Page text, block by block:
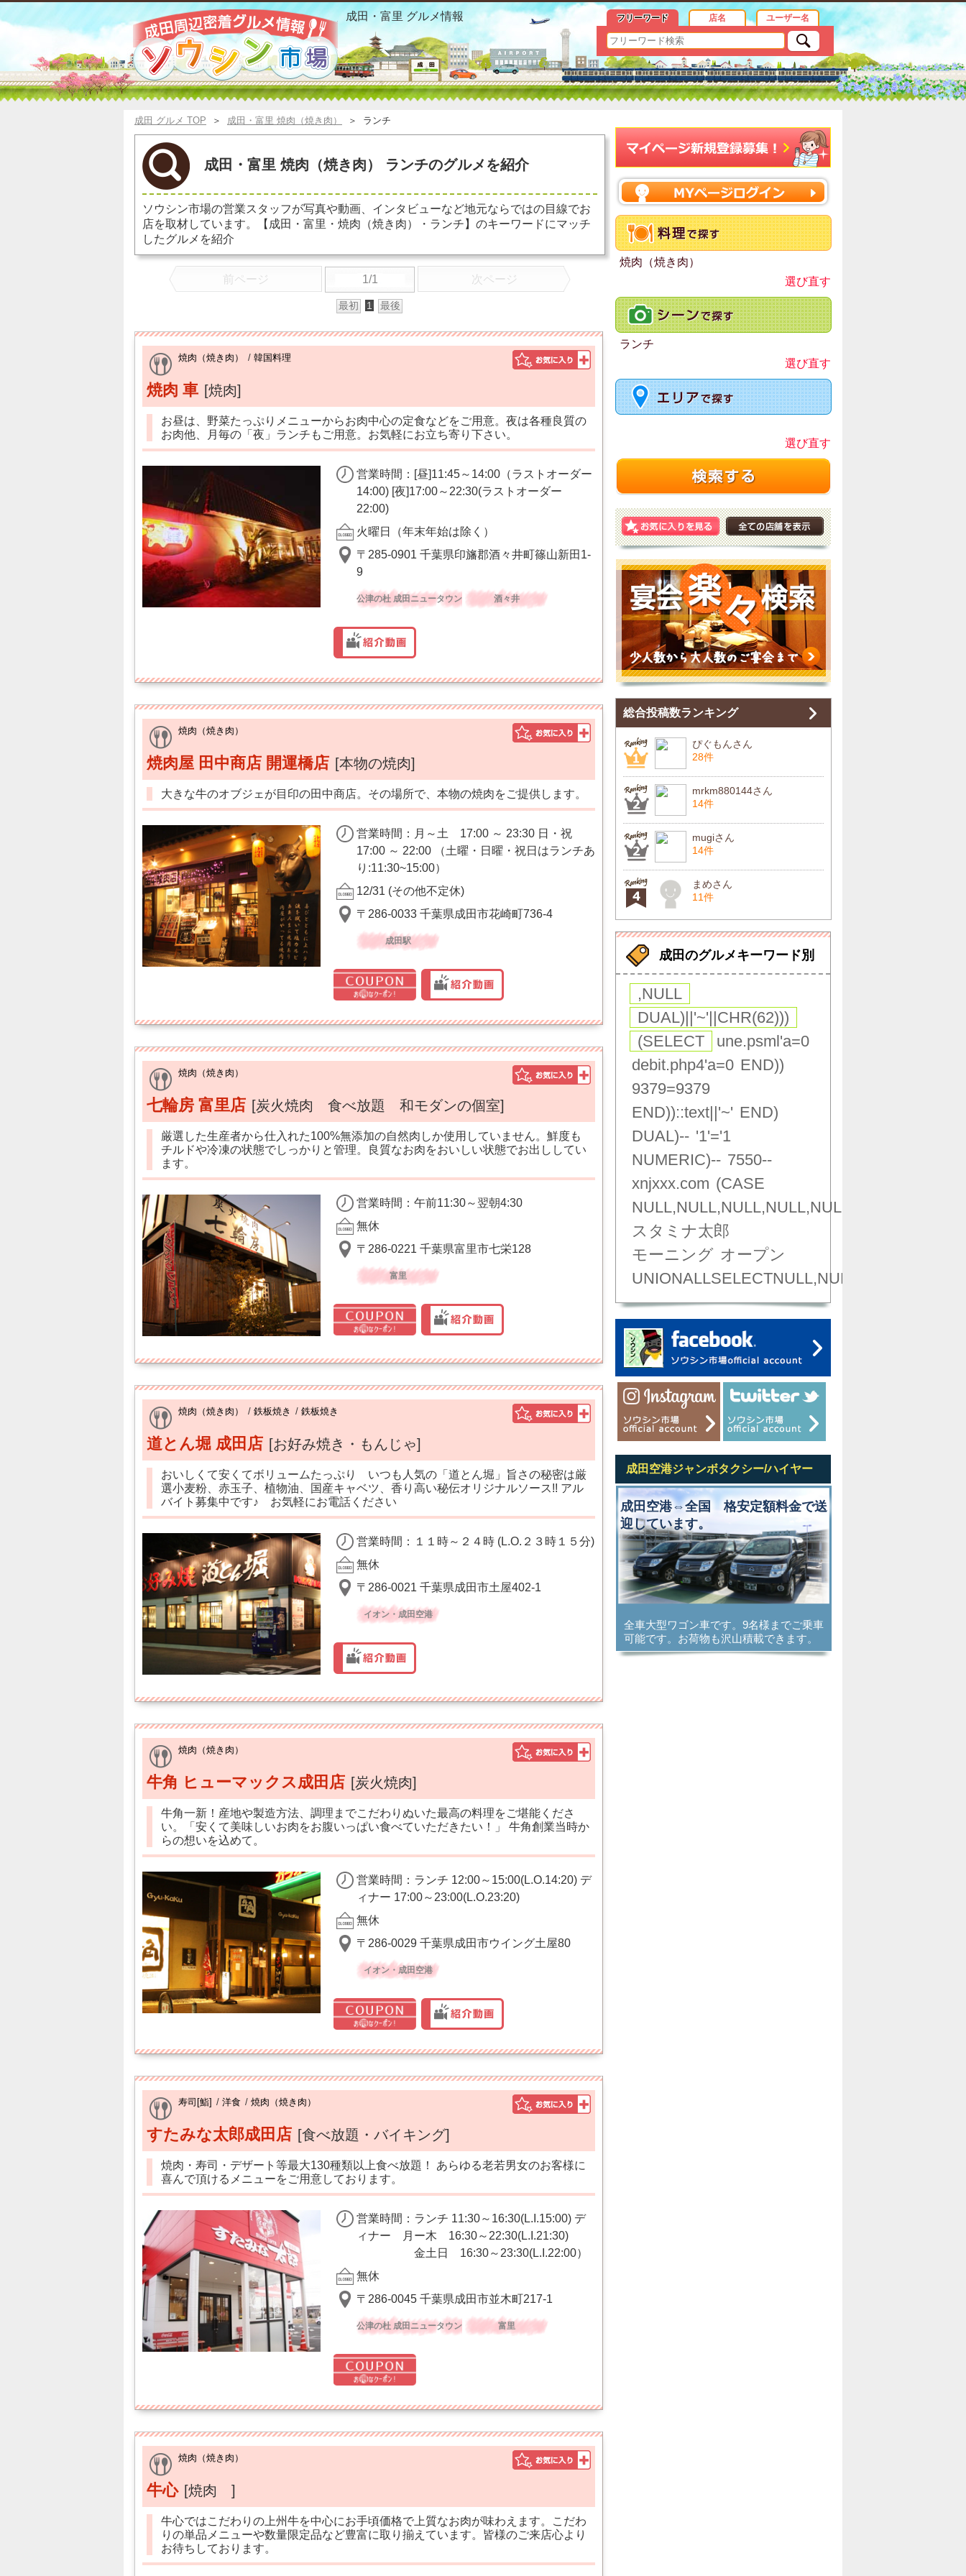
成田・富里 焼肉（焼き肉） ランチ おすすめ情報
成田・富里 グルメ情報 フリーワード 店名 ユーザー名
成田 グルメ TOP ＞ 成田・富里 焼肉（焼き肉） ＞ ランチ
成田・富里 焼肉（焼き肉） ランチのグルメを紹介
ソウシン市場の営業スタッフが写真や動画、インタビューなど地元ならではの目線でお
店を取材しています。【成田・富里・焼肉（焼き肉）・ランチ】のキーワードにマッチ
したグルメを紹介
前ページ 1/1 次ページ
最初 1 最後
焼肉（焼き肉） / 韓国料理
焼肉 車 [焼肉]
お昼は、野菜たっぷりメニューからお肉中心の定食などをご用意。夜は各種良質の
お肉他、月毎の「夜」ランチもご用意。お気軽にお立ち寄り下さい。
営業時間：[昼]11:45～14:00（ラストオーダー
14:00) [夜]17:00～22:30(ラストオーダー
22:00)
火曜日（年末年始は除く）
〒285-0901 千葉県印旛郡酒々井町篠山新田1-
9
公津の杜 成田ニュータウン 酒々井
焼肉（焼き肉）
焼肉屋 田中商店 開運橋店 [本物の焼肉]
大きな牛のオブジェが目印の田中商店。その場所で、本物の焼肉をご提供します。
営業時間：月～土 17:00 ～ 23:30 日・祝
17:00 ～ 22:00 （土曜・日曜・祝日はランチあ
り:11:30~15:00）
12/31 (その他不定休)
〒286-0033 千葉県成田市花崎町736-4
成田駅
焼肉（焼き肉）
七輪房 富里店 [炭火焼肉 食べ放題 和モダンの個室]
厳選した生産者から仕入れた100%無添加の自然肉しか使用していません。鮮度も
チルドや冷凍の状態でしっかりと管理。良質なお肉をおいしい状態でお出ししてい
ます。
営業時間：午前11:30～翌朝4:30
無休
〒286-0221 千葉県富里市七栄128
富里
焼肉（焼き肉） / 鉄板焼き / 鉄板焼き
道とん堀 成田店 [お好み焼き・もんじゃ]
おいしくて安くてボリュームたっぷり いつも人気の「道とん堀」旨さの秘密は厳
選小麦粉、赤玉子、植物油、国産キャベツ、香り高い秘伝オリジナルソース!! アル
バイト募集中です♪ お気軽にお電話ください
営業時間：１１時～２４時 (L.O.２３時１５分)
無休
〒286-0021 千葉県成田市土屋402-1
イオン・成田空港
焼肉（焼き肉）
牛角 ヒューマックス成田店 [炭火焼肉]
牛角一新！産地や製造方法、調理までこだわりぬいた最高の料理をご堪能くださ
い。「安くて美味しいお肉をお腹いっぱい食べていただきたい！」 牛角創業当時か
らの想いを込めて。
営業時間：ランチ 12:00～15:00(L.O.14:20) デ
ィナー 17:00～23:00(L.O.23:20)
無休
〒286-0029 千葉県成田市ウイング土屋80
イオン・成田空港
寿司[鮨] / 洋食 / 焼肉（焼き肉）
すたみな太郎成田店 [食べ放題・バイキング]
焼肉・寿司・デザート等最大130種類以上食べ放題！ あらゆる老若男女のお客様に
喜んで頂けるメニューをご用意しております。
営業時間：ランチ 11:30～16:30(L.I.15:00) デ
ィナー 月ー木 16:30～22:30(L.I.21:30)
金土日 16:30～23:30(L.I.22:00）
無休
〒286-0045 千葉県成田市並木町217-1
公津の杜 成田ニュータウン 富里
焼肉（焼き肉）
牛心 [焼肉 ]
牛心ではこだわりの上州牛を中心にお手頃価格で上質なお肉が味わえます。こだわ
りの単品メニューや数量限定品など豊富に取り揃えています。皆様のご来店心より
お待ちしております。
焼肉（焼き肉）
選び直す
ランチ
選び直す
選び直す
総合投稿数ランキング
ぴぐもんさん
28件
mrkm880144さん
14件
mugiさん
14件
まめさん
11件
成田のグルメキーワード別
,NULL
DUAL)||'~'||CHR(62)))
(SELECT
une.psml'a=0
debit.php4'a=0 END))
9379=9379
END))::text||'~' END)
DUAL)-- '1'='1
NUMERIC)-- 7550--
xnjxxx.com (CASE
スタミナ太郎
モーニング オープン
成田空港ジャンボタクシー/ハイヤー
成田空港⇔全国 格安定額料金で送
迎しています。
全車大型ワゴン車です。9名様までご乗車
可能です。お荷物も沢山積載できます。